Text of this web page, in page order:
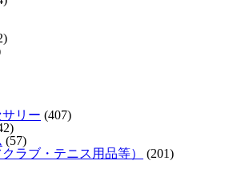
リー (407)
(57)
ラブ・テニス用品等）
(201)